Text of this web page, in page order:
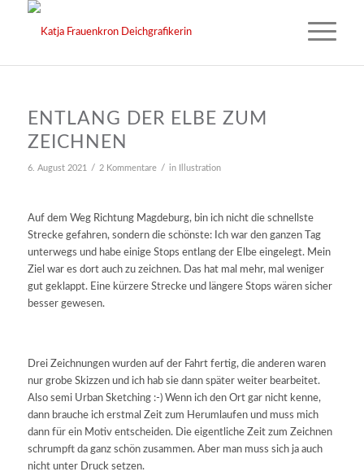
ENTLANG DER ELBE ZUM
ZEICHNEN
6. August 2021 / 2 Kommentare / in Illustration
Auf dem Weg Richtung Magdeburg, bin ich nicht die schnellste
Strecke gefahren, sondern die schönste: Ich war den ganzen Tag
unterwegs und habe einige Stops entlang der Elbe eingelegt. Mein
Ziel war es dort auch zu zeichnen. Das hat mal mehr, mal weniger
gut geklappt. Eine kürzere Strecke und längere Stops wären sicher
besser gewesen.
Drei Zeichnungen wurden auf der Fahrt fertig, die anderen waren
nur grobe Skizzen und ich hab sie dann später weiter bearbeitet.
Also semi Urban Sketching :-) Wenn ich den Ort gar nicht kenne,
dann brauche ich erstmal Zeit zum Herumlaufen und muss mich
dann für ein Motiv entscheiden. Die eigentliche Zeit zum Zeichnen
schrumpft da ganz schön zusammen. Aber man muss sich ja auch
nicht unter Druck setzen.